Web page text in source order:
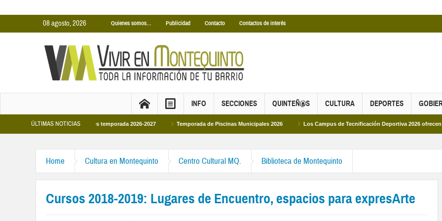
08 agosto, 2026 Quienes somos… Publicidad Contacto Contactos de interés
INFO SECCIONES QUINTEÑ@S CULTURA DEPORTES
ÚLTIMAS NOTICIAS
Cubiertas Municipales temporada 2026-2027 Temporada de Piscinas Municipales 2026 Los Campus de Tecnificación Deportiva 2026 ofrecen cuatro
Home Cultura en Montequinto Centro Cultural MQ. Biblioteca de Montequinto
Cursos 2018-2019: Lugares de Encuentro, espacios para expresArte